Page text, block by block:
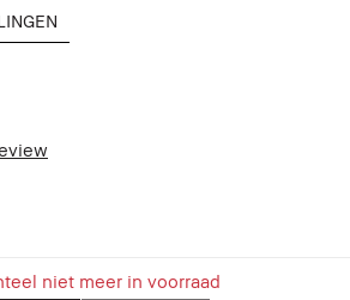
niet meer in voorraad